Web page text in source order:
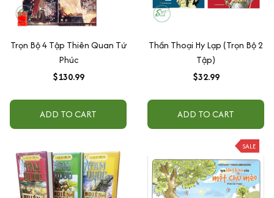
Trọn Bộ 4 Tập Thiên Quan Tứ
Phúc
$130.99
ADD TO CART
Thần Thoại Hy Lạp (Trọn Bộ 2
Tập)
$32.99
ADD TO CART
SALE